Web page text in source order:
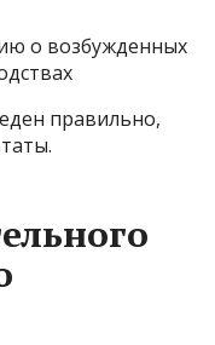
о возбужденных
правильно,